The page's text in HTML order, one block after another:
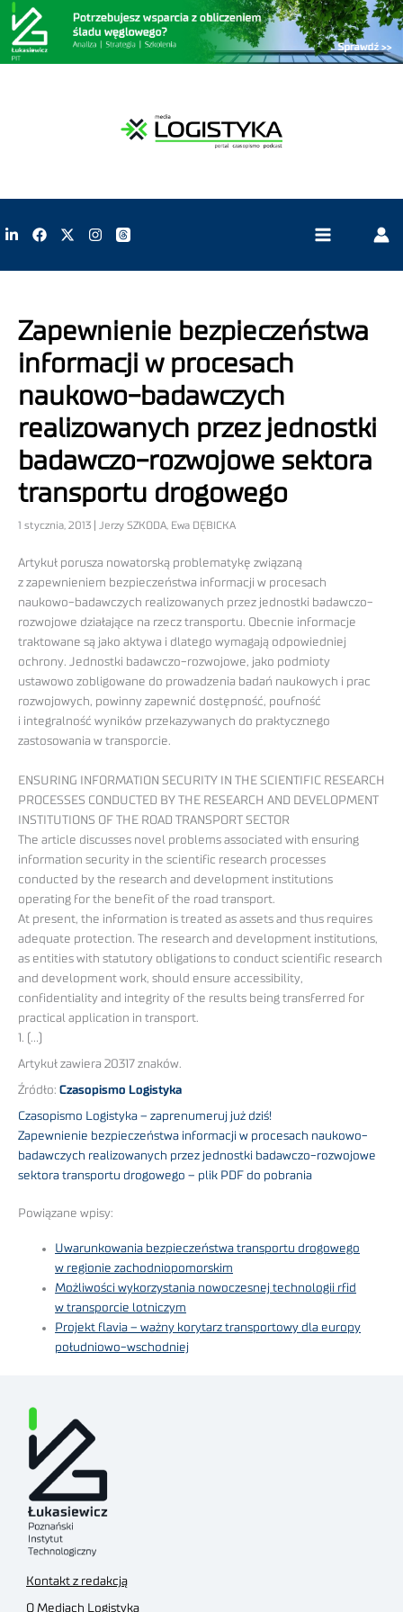
Zapewnienie bezpieczeństwa
informacji w procesach
naukowo-badawczych
realizowanych przez jednostki
badawczo-rozwojowe sektora
transportu drogowego
1 stycznia, 2013 | Jerzy SZKODA, Ewa DĘBICKA
Artykuł porusza nowatorską problematykę związaną
z zapewnieniem bezpieczeństwa informacji w procesach
naukowo-badawczych realizowanych przez jednostki badawczo-
rozwojowe działające na rzecz transportu. Obecnie informacje
traktowane są jako aktywa i dlatego wymagają odpowiedniej
ochrony. Jednostki badawczo-rozwojowe, jako podmioty
ustawowo zobligowane do prowadzenia badań naukowych i prac
rozwojowych, powinny zapewnić dostępność, poufność
i integralność wyników przekazywanych do praktycznego
zastosowania w transporcie.
ENSURING INFORMATION SECURITY IN THE SCIENTIFIC RESEARCH
PROCESSES CONDUCTED BY THE RESEARCH AND DEVELOPMENT
INSTITUTIONS OF THE ROAD TRANSPORT SECTOR
The article discusses novel problems associated with ensuring
information security in the scientific research processes
conducted by the research and development institutions
operating for the benefit of the road transport.
At present, the information is treated as assets and thus requires
adequate protection. The research and development institutions,
as entities with statutory obligations to conduct scientific research
and development work, should ensure accessibility,
confidentiality and integrity of the results being transferred for
practical application in transport.
1. (…)
Artykuł zawiera 20317 znaków.
Źródło: Czasopismo Logistyka
Czasopismo Logistyka – zaprenumeruj już dziś!
Zapewnienie bezpieczeństwa informacji w procesach naukowo-
badawczych realizowanych przez jednostki badawczo-rozwojowe
sektora transportu drogowego – plik PDF do pobrania
Powiązane wpisy:
Uwarunkowania bezpieczeństwa transportu drogowego
w regionie zachodniopomorskim
Możliwości wykorzystania nowoczesnej technologii rfid
w transporcie lotniczym
Projekt flavia – ważny korytarz transportowy dla europy
południowo-wschodniej
Kontakt z redakcją
O Mediach Logistyka